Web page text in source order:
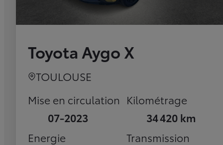
Toyota Aygo X
TOULOUSE
Mise en circulation
07-2023
Kilométrage
34 420 km
Energie
Transmission